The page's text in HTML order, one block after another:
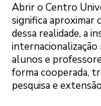
Abrir o Centro
significa aproximar
dessa realidade, a
internacionalização
alunos e
forma cooperada,
pesquisa e